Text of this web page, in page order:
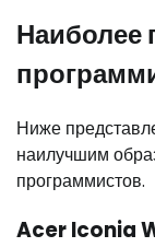
Наиболее
Ниже
наилучшим
программистов.
Acer Iconia